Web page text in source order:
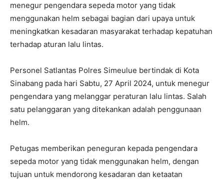
menegur pengendara sepeda motor yang tidak
menggunakan helm sebagai bagian dari upaya untuk
meningkatkan kesadaran masyarakat terhadap kepatuhan
terhadap aturan lalu lintas.
Personel Satlantas Polres Simeulue bertindak di Kota
Sinabang pada hari Sabtu, 27 April 2024, untuk menegur
pengendara yang melanggar peraturan lalu lintas. Salah
satu pelanggaran yang ditekankan adalah penggunaan
helm.
Petugas memberikan peneguran kepada pengendara
sepeda motor yang tidak menggunakan helm, dengan
tujuan untuk mendorong kesadaran dan ketaatan